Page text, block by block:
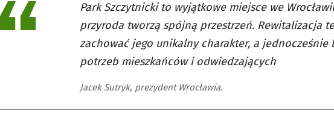
Park Szczytnicki to wyjątkowe miejsce we
przyroda tworzą spójną przestrzeń. Rewitalizacja
zachować jego unikalny charakter, a
potrzeb mieszkańców i odwiedzających
Jacek Sutryk, prezydent Wrocławia.